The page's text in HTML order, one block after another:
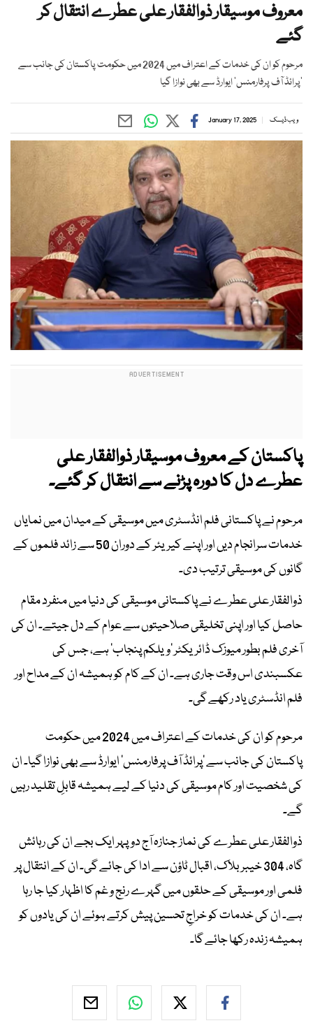
معروف موسیقار ذوالفقار علی عطرے انتقال کر
گئے
مرحوم کو ان کی خدمات کے اعتراف میں 2024 میں حکومت پاکستان کی جانب سے
’پرائڈ آف پرفارمنس‘ ایوارڈ سے بھی نوازا گیا
ویب ڈیسک January 17, 2025
پاکستان کے معروف موسیقار ذوالفقار علی
عطرے دل کا دورہ پڑنے سے انتقال کر گئے۔
مرحوم نے پاکستانی فلم انڈسٹری میں موسیقی کے میدان میں نمایاں
خدمات سرانجام دیں اور اپنے کیریئر کے دوران 50 سے زائد فلموں کے
گانوں کی موسیقی ترتیب دی۔
ذوالفقار علی عطرے نے پاکستانی موسیقی کی دنیا میں منفرد مقام
حاصل کیا اور اپنی تخلیقی صلاحیتوں سے عوام کے دل جیتے۔ ان کی
آخری فلم بطور میوزک ڈائریکٹر ’ویلکم پنجاب‘ ہے، جس کی
عکسبندی اس وقت جاری ہے۔ ان کے کام کو ہمیشہ ان کے مداح اور
فلم انڈسٹری یاد رکھے گی۔
مرحوم کو ان کی خدمات کے اعتراف میں 2024 میں حکومت
پاکستان کی جانب سے ’پرائڈ آف پرفارمنس‘ ایوارڈ سے بھی نوازا گیا۔ ان
کی شخصیت اور کام موسیقی کی دنیا کے لیے ہمیشہ قابلِ تقلید رہیں
گے۔
ذوالفقار علی عطرے کی نماز جنازہ آج دوپہر ایک بجے ان کی رہائش
گاہ، 304 خیبر بلاک، اقبال ٹاؤن سے ادا کی جائے گی۔ ان کے انتقال پر
فلمی اور موسیقی کے حلقوں میں گہرے رنج و غم کا اظہار کیا جا رہا
ہے۔ ان کی خدمات کو خراجِ تحسین پیش کرتے ہوئے ان کی یادوں کو
ہمیشہ زندہ رکھا جائے گا۔